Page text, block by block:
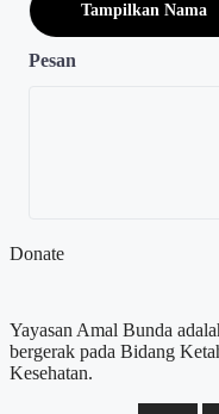
Tampilkan Nama
Pesan
Donate
Yayasan Amal Bunda
bergerak pada Bidang
Kesehatan.